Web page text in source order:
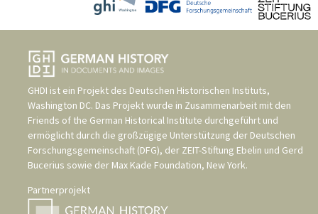
GHDI ist ein Projekt des Deutschen Historischen Instituts,
Washington DC. Das Projekt wurde in Zusammenarbeit mit den
Friends of the German Historical Institute durchgeführt und
ermöglicht durch die großzügige Unterstützung der Deutschen
Forschungsgemeinschaft (DFG), der ZEIT-Stiftung Ebelin und Gerd
Bucerius sowie der Max Kade Foundation, New York.
Partnerprojekt